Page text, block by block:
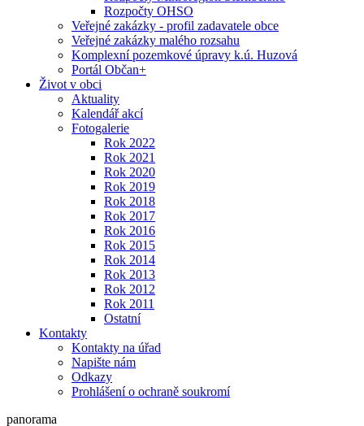
Rozpočty OHSO
Veřejné zakázky - profil zadavatele obce
Veřejné zakázky malého rozsahu
Komplexní pozemkové úpravy k.ú. Huzová
Portál Občan+
Život v obci
Aktuality
Kalendář akcí
Fotogalerie
Rok 2022
Rok 2021
Rok 2020
Rok 2019
Rok 2018
Rok 2017
Rok 2016
Rok 2015
Rok 2014
Rok 2013
Rok 2012
Rok 2011
Ostatní
Kontakty
Kontakty na úřad
Napište nám
Odkazy
Prohlášení o ochraně soukromí
panorama